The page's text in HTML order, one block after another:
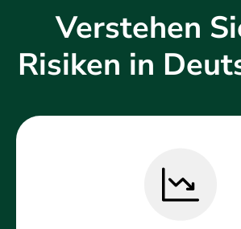
Verstehen
Risiken in